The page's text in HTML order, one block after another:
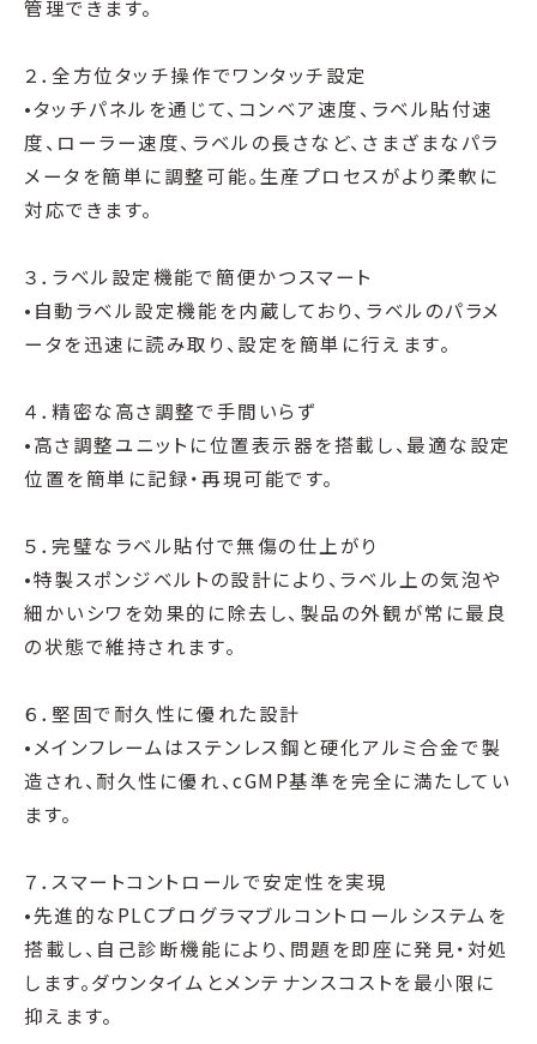
管理できます。
２．全方位タッチ操作でワンタッチ設定
•タッチパネルを通じて、コンベア速度、ラベル貼付速
度、ローラー速度、ラベルの長さなど、さまざまなパラ
メータを簡単に調整可能。生産プロセスがより柔軟に
対応できます。
３．ラベル設定機能で簡便かつスマート
•自動ラベル設定機能を内蔵しており、ラベルのパラメ
ータを迅速に読み取り、設定を簡単に行えます。
４．精密な高さ調整で手間いらず
•高さ調整ユニットに位置表示器を搭載し、最適な設定
位置を簡単に記録・再現可能です。
５．完璧なラベル貼付で無傷の仕上がり
•特製スポンジベルトの設計により、ラベル上の気泡や
細かいシワを効果的に除去し、製品の外観が常に最良
の状態で維持されます。
６．堅固で耐久性に優れた設計
•メインフレームはステンレス鋼と硬化アルミ合金で製
造され、耐久性に優れ、cGMP基準を完全に満たしてい
ます。
７．スマートコントロールで安定性を実現
•先進的なPLCプログラマブルコントロールシステムを
搭載し、自己診断機能により、問題を即座に発見・対処
します。ダウンタイムとメンテナンスコストを最小限に
抑えます。